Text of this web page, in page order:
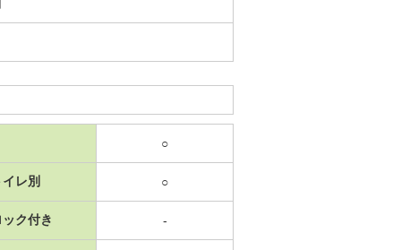
○
レ別 ○
ク付き -